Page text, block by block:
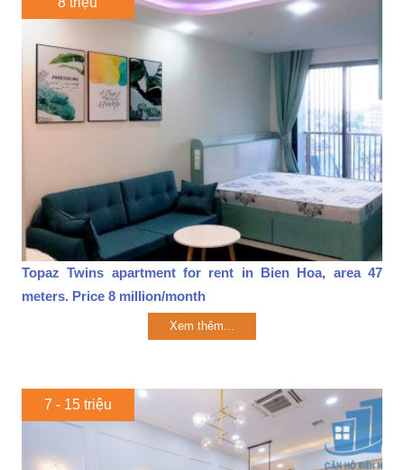
Topaz Twins apartment for rent in Bien Hoa, area 47
meters. Price 8 million/month
Xem thêm...
7 - 15 triệu